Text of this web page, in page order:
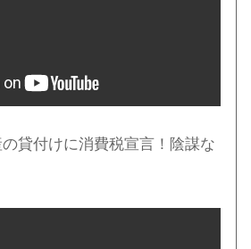
貸付けに消費税宣言！陰謀な